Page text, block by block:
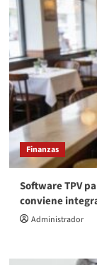
Finanzas
Software TPV
conviene
Administrador